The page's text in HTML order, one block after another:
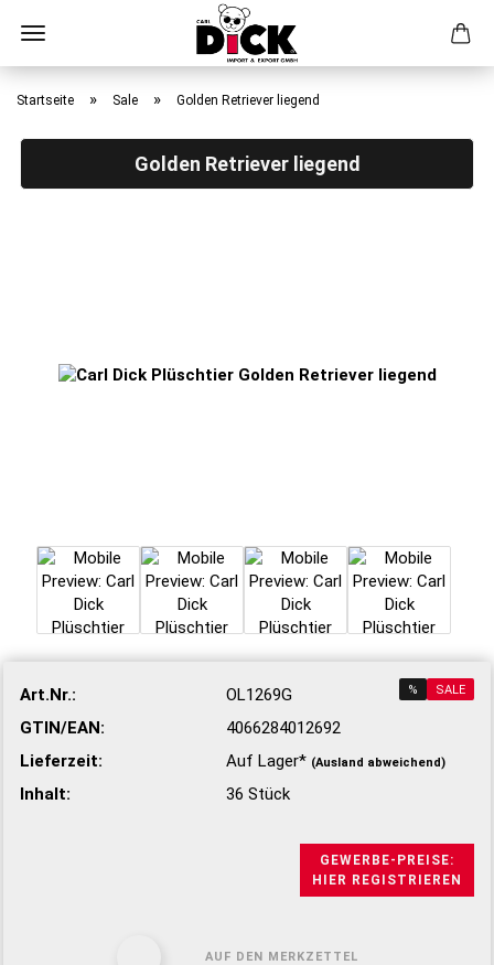
Direkt
zumStartseite » Sale » Golden Retriever liegend
Golden Retriever liegend
% SALE
Art.Nr.:
OL1269G
GTIN/EAN:
4066284012692
Lieferzeit:
Auf Lager* (Ausland abweichend)
Inhalt: 36 Stück
GEWERBE-PREISE:
HIER REGISTRIEREN
AUF DEN MERKZETTEL